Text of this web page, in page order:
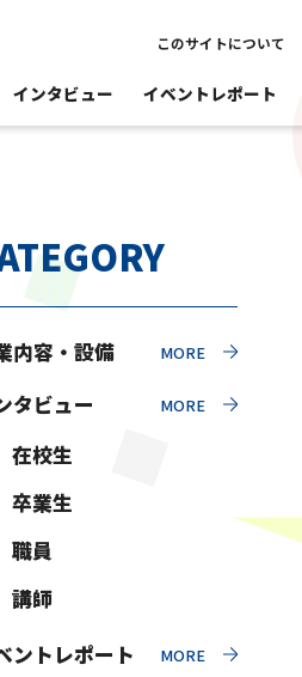
インタビュー イベントレポート
このサイトについて
内容・設備
タビュー
在校生
卒業生
職員
講師
ントレポート